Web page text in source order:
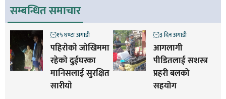
सम्बन्धित समाचार
पहिराेकाे जाेखिममा
रहेकाे दुईघरका
मानिसलाई सुरक्षित
सारीयाे
१५ घण्टा अगाडी
आगलागी
पीडितलाई सशस्त्र
प्रहरी बलको
सहयोग
३ दिन अगाडी